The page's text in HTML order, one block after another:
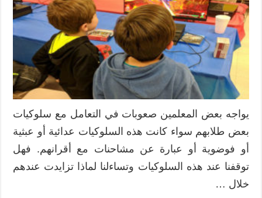
يواجه بعض المعلمين صعوبات في التعامل مع سلوكيات
بعض طلابهم سواء كانت هذه السلوكيات عدائية أو عبثية
أو فوضوية أو عبارة عن مشاحنات مع أقرانهم. فهل
توقفنا عند هذه السلوكيات وتساءلنا لماذا تزايدت عندهم
خلال …